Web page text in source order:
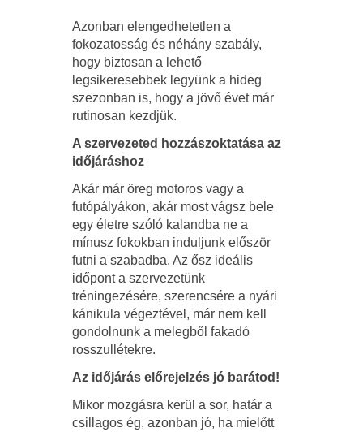
Azonban elengedhetetlen a
fokozatosság és néhány szabály,
hogy biztosan a lehető
legsikeresebbek legyünk a hideg
szezonban is, hogy a jövő évet már
rutinosan kezdjük.
A szervezeted hozzászoktatása az
időjáráshoz
Akár már öreg motoros vagy a
futópályákon, akár most vágsz bele
egy életre szóló kalandba ne a
mínusz fokokban induljunk először
futni a szabadba. Az ősz ideális
időpont a szervezetünk
tréningezésére, szerencsére a nyári
kánikula végeztével, már nem kell
gondolnunk a melegből fakadó
rosszullétekre.
Az időjárás előrejelzés jó barátod!
Mikor mozgásra kerül a sor, határ a
csillagos ég, azonban jó, ha mielőtt